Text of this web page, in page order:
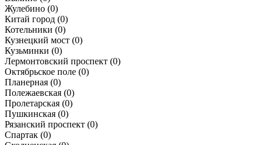
Жулебино (0)
Китай город (0)
Котельники (0)
Кузнецкий мост (0)
Кузьминки (0)
Лермонтовский проспект (0)
Октябрьское поле (0)
Планерная (0)
Полежаевская (0)
Пролетарская (0)
Пушкинская (0)
Рязанский проспект (0)
Спартак (0)